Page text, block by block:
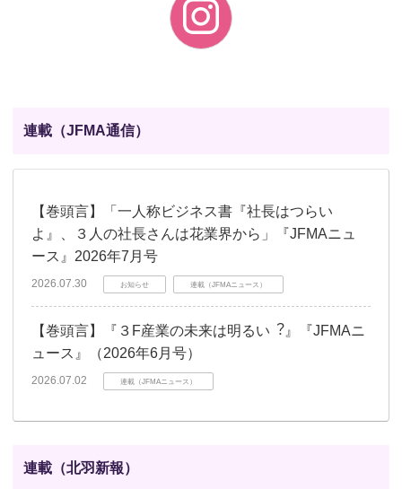
連載（JFMA通信）
【巻頭言】「一人称ビジネス書『社長はつらい
よ』、３人の社長さんは花業界から」『JFMAニュ
ース』2026年7月号
2026.07.30 お知らせ 連載（JFMAニュース）
【巻頭言】『３F産業の未来は明るい︖』『JFMAニ
ュース』（2026年6月号）
2026.07.02 連載（JFMAニュース）
連載（北羽新報）